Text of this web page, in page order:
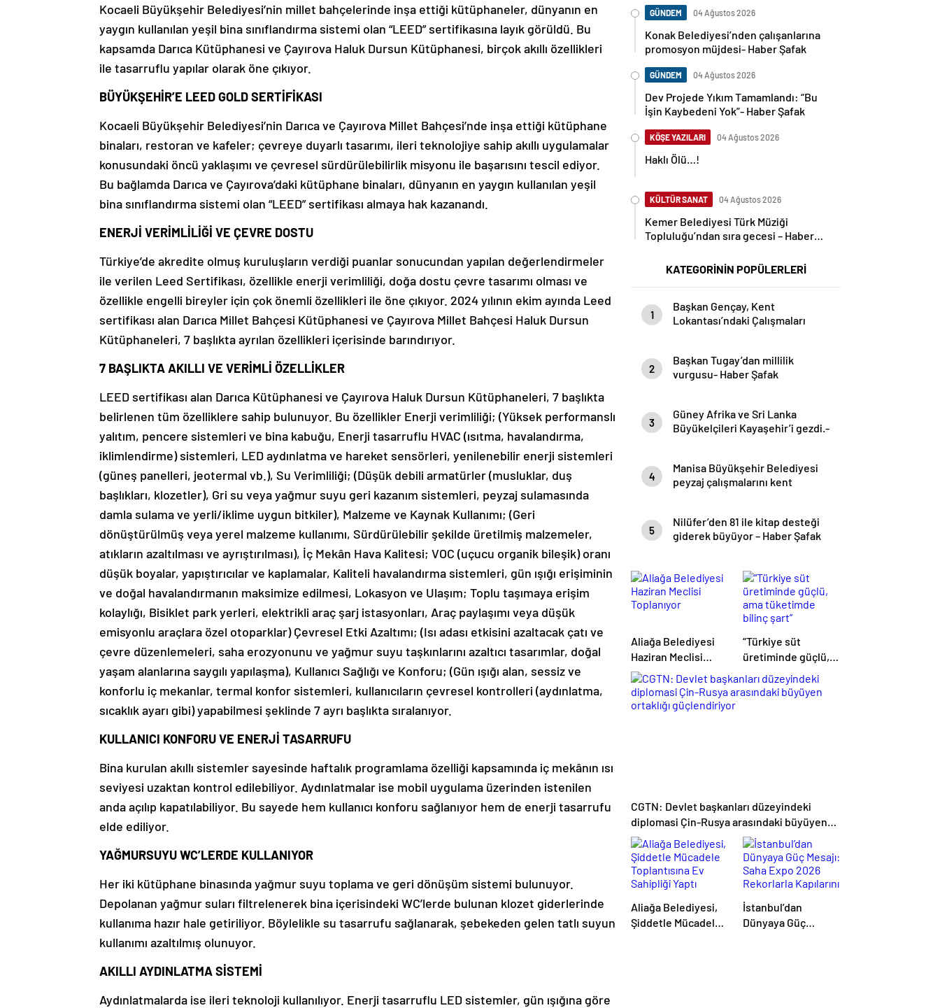
Kocaeli Büyükşehir Belediyesi’nin millet bahçelerinde inşa ettiği kütüphaneler, dünyanın en
yaygın kullanılan yeşil bina sınıflandırma sistemi olan “LEED” sertifikasına layık görüldü. Bu
kapsamda Darıca Kütüphanesi ve Çayırova Haluk Dursun Kütüphanesi, birçok akıllı özellikleri
ile tasarruflu yapılar olarak öne çıkıyor.
BÜYÜKŞEHİR’E LEED GOLD SERTİFİKASI
Kocaeli Büyükşehir Belediyesi’nin Darıca ve Çayırova Millet Bahçesi’nde inşa ettiği kütüphane
binaları, restoran ve kafeler; çevreye duyarlı tasarımı, ileri teknolojiye sahip akıllı uygulamalar
konusundaki öncü yaklaşımı ve çevresel sürdürülebilirlik misyonu ile başarısını tescil ediyor.
Bu bağlamda Darıca ve Çayırova’daki kütüphane binaları, dünyanın en yaygın kullanılan yeşil
bina sınıflandırma sistemi olan “LEED” sertifikası almaya hak kazanandı.
ENERJİ VERİMLİLİĞİ VE ÇEVRE DOSTU
Türkiye’de akredite olmuş kuruluşların verdiği puanlar sonucundan yapılan değerlendirmeler
ile verilen Leed Sertifikası, özellikle enerji verimliliği, doğa dostu çevre tasarımı olması ve
özellikle engelli bireyler için çok önemli özellikleri ile öne çıkıyor. 2024 yılının ekim ayında Leed
sertifikası alan Darıca Millet Bahçesi Kütüphanesi ve Çayırova Millet Bahçesi Haluk Dursun
Kütüphaneleri, 7 başlıkta ayrılan özellikleri içerisinde barındırıyor.
7 BAŞLIKTA AKILLI VE VERİMLİ ÖZELLİKLER
LEED sertifikası alan Darıca Kütüphanesi ve Çayırova Haluk Dursun Kütüphaneleri, 7 başlıkta
belirlenen tüm özelliklere sahip bulunuyor. Bu özellikler Enerji verimliliği; (Yüksek performanslı
yalıtım, pencere sistemleri ve bina kabuğu, Enerji tasarruflu HVAC (ısıtma, havalandırma,
iklimlendirme) sistemleri, LED aydınlatma ve hareket sensörleri, yenilenebilir enerji sistemleri
(güneş panelleri, jeotermal vb.), Su Verimliliği; (Düşük debili armatürler (musluklar, duş
başlıkları, klozetler), Gri su veya yağmur suyu geri kazanım sistemleri, peyzaj sulamasında
damla sulama ve yerli/iklime uygun bitkiler), Malzeme ve Kaynak Kullanımı; (Geri
dönüştürülmüş veya yerel malzeme kullanımı, Sürdürülebilir şekilde üretilmiş malzemeler,
atıkların azaltılması ve ayrıştırılması), İç Mekân Hava Kalitesi; VOC (uçucu organik bileşik) oranı
düşük boyalar, yapıştırıcılar ve kaplamalar, Kaliteli havalandırma sistemleri, gün ışığı erişiminin
ve doğal havalandırmanın maksimize edilmesi, Lokasyon ve Ulaşım; Toplu taşımaya erişim
kolaylığı, Bisiklet park yerleri, elektrikli araç şarj istasyonları, Araç paylaşımı veya düşük
emisyonlu araçlara özel otoparklar) Çevresel Etki Azaltımı; (Isı adası etkisini azaltacak çatı ve
çevre düzenlemeleri, saha erozyonunu ve yağmur suyu taşkınlarını azaltıcı tasarımlar, doğal
yaşam alanlarına saygılı yapılaşma), Kullanıcı Sağlığı ve Konforu; (Gün ışığı alan, sessiz ve
konforlu iç mekanlar, termal konfor sistemleri, kullanıcıların çevresel kontrolleri (aydınlatma,
sıcaklık ayarı gibi) yapabilmesi şeklinde 7 ayrı başlıkta sıralanıyor.
KULLANICI KONFORU VE ENERJİ TASARRUFU
Bina kurulan akıllı sistemler sayesinde haftalık programlama özelliği kapsamında iç mekânın ısı
seviyesi uzaktan kontrol edilebiliyor. Aydınlatmalar ise mobil uygulama üzerinden istenilen
anda açılıp kapatılabiliyor. Bu sayede hem kullanıcı konforu sağlanıyor hem de enerji tasarrufu
elde ediliyor.
YAĞMURSUYU WC’LERDE KULLANIYOR
Her iki kütüphane binasında yağmur suyu toplama ve geri dönüşüm sistemi bulunuyor.
Depolanan yağmur suları filtrelenerek bina içerisindeki WC’lerde bulunan klozet giderlerinde
kullanıma hazır hale getiriliyor. Böylelikle su tasarrufu sağlanarak, şebekeden gelen tatlı suyun
kullanımı azaltılmış olunuyor.
AKILLI AYDINLATMA SİSTEMİ
Aydınlatmalarda ise ileri teknoloji kullanılıyor. Enerji tasarruflu LED sistemler, gün ışığına göre
GÜNDEM 04 Ağustos 2026
Konak Belediyesi’nden çalışanlarına
promosyon müjdesi- Haber Şafak
GÜNDEM 04 Ağustos 2026
Dev Projede Yıkım Tamamlandı: “Bu
İşin Kaybedeni Yok”- Haber Şafak
KÖŞE YAZILARI 04 Ağustos 2026
Haklı Ölü…!
KÜLTÜR SANAT 04 Ağustos 2026
Kemer Belediyesi Türk Müziği
Topluluğu’ndan sıra gecesi – Haber
KATEGORİNİN POPÜLERLERİ
1
Başkan Gençay, Kent
Lokantası’ndaki Çalışmaları
2
Başkan Tugay’dan millilik
vurgusu- Haber Şafak
3
Güney Afrika ve Sri Lanka
Büyükelçileri Kayaşehir’i gezdi.-
4
Manisa Büyükşehir Belediyesi
peyzaj çalışmalarını kent
5
Nilüfer’den 81 ile kitap desteği
giderek büyüyor – Haber Şafak
Aliağa Belediyesi
Haziran Meclisi
Toplanıyor
“Türkiye süt
üretiminde güçlü,
ama tüketimde
bilinç şart”
CGTN: Devlet başkanları düzeyindeki
diplomasi Çin-Rusya arasındaki büyüyen
ortaklığı güçlendiriyor
Aliağa Belediyesi,
Şiddetle Mücadele
İstanbul’dan
Dünyaya Güç